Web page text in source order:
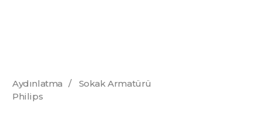
Aydınlatma /
Sokak Armatürü
Philips